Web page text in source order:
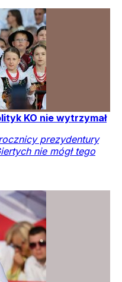
KO nie wytrzymał
prezydentury
nie mógł tego